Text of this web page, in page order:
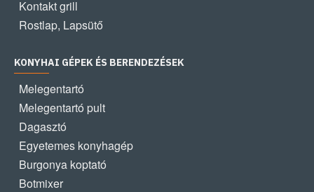
Kontakt grill
Rostlap, Lapsütő
KONYHAI GÉPEK ÉS BERENDEZÉSEK
Melegentartó
Melegentartó pult
Dagasztó
Egyetemes konyhagép
Burgonya koptató
Botmixer